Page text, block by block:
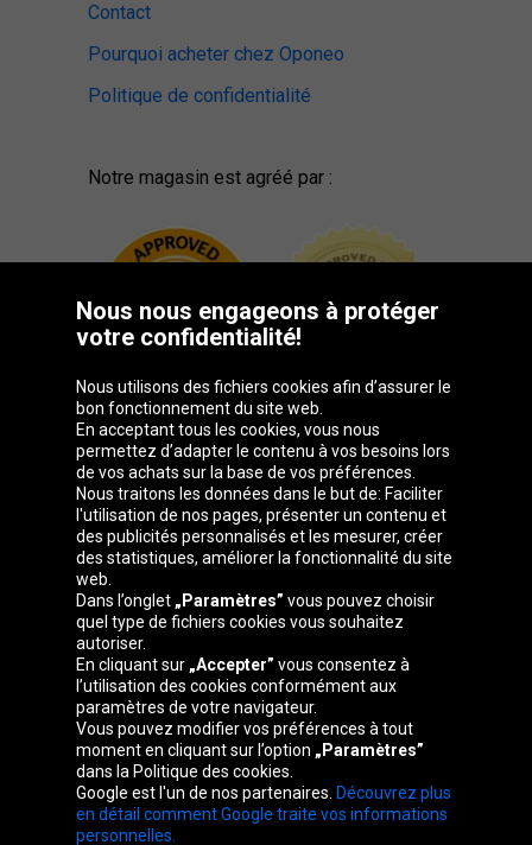
Contact
Pourquoi acheter chez Oponeo
Politique de confidentialité
Notre magasin est agréé par :
Groupe Oponeo
Česká
republika
Deutschland Éire España
France Italia Magyarország Nederland
Österreich Polska
Slovenská
republika
United
Kingdom
Nous nous engageons à protéger
votre confidentialité!
Nous utilisons des fichiers cookies afin d’assurer le
bon fonctionnement du site web.
En acceptant tous les cookies, vous nous
permettez d’adapter le contenu à vos besoins lors
de vos achats sur la base de vos préférences.
Nous traitons les données dans le but de: Faciliter
l'utilisation de nos pages, présenter un contenu et
des publicités personnalisés et les mesurer, créer
des statistiques, améliorer la fonctionnalité du site
web.
Dans l’onglet „Paramètres” vous pouvez choisir
quel type de fichiers cookies vous souhaitez
autoriser.
En cliquant sur „Accepter” vous consentez à
l’utilisation des cookies conformément aux
paramètres de votre navigateur.
Vous pouvez modifier vos préférences à tout
moment en cliquant sur l’option „Paramètres”
dans la Politique des cookies.
Google est l'un de nos partenaires. Découvrez plus
en détail comment Google traite vos informations
personnelles.